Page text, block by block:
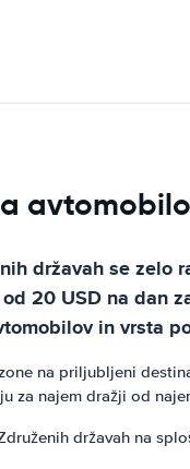
državah se
20 USD na dan
in vrsta
na priljubljeni
za najem dražji od
državah na